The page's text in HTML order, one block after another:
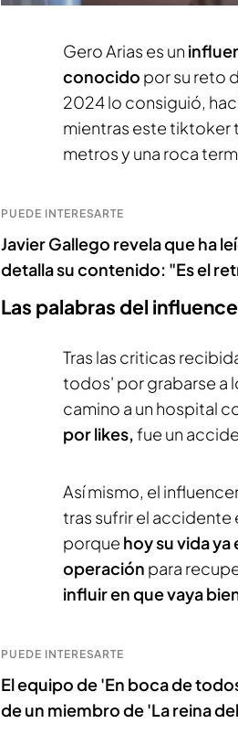
Gero Arias es un
conocido por su reto
2024 lo consiguió,
mientras este tiktoker
metros y una roca
PUEDE INTERESARTE
Javier Gallego revela que ha
detalla su contenido: "Es el
Las palabras del
Tras las criticas
todos' por grabarse a
camino a un hospital
por likes,fue un
Así mismo, el
tras sufrir el accidente
porque hoy su vida ya
operación para
influir en que vaya
PUEDE INTERESARTE
El equipo de 'En boca de
de un miembro de 'La reina